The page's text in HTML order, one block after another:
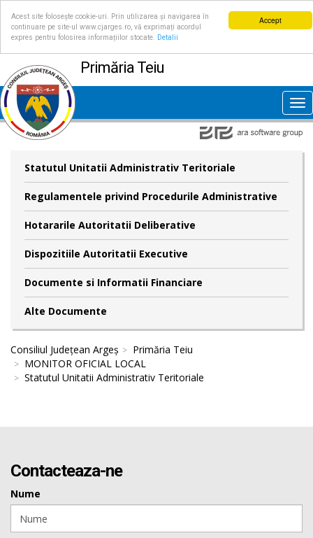
Accept
Acest site folosește cookie-uri. Prin utilizarea și navigarea în
continuare pe site-ul www.cjarges.ro, vă exprimați acordul
expres pentru folosirea informațiilor stocate.
Detalii
Primăria Teiu
Statutul Unitatii Administrativ Teritoriale
Regulamentele privind Procedurile Administrative
Hotararile Autoritatii Deliberative
Dispozitiile Autoritatii Executive
Documente si Informatii Financiare
Alte Documente
Consiliul Județean Argeș
Primăria Teiu
MONITOR OFICIAL LOCAL
Statutul Unitatii Administrativ Teritoriale
Contacteaza-ne
Nume